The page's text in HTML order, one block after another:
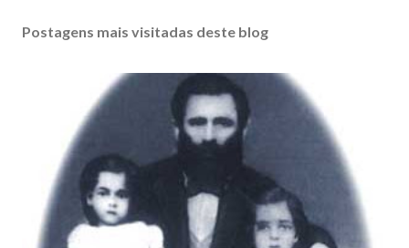
Postagens mais visitadas deste blog